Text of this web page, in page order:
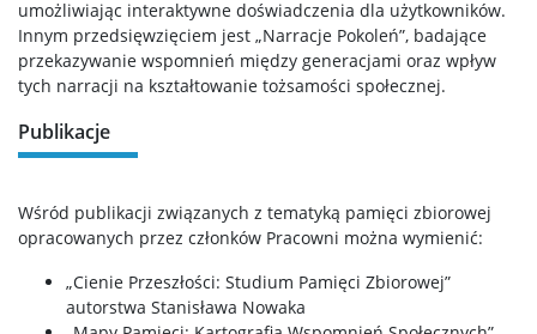
umożliwiając interaktywne doświadczenia dla użytkowników.
Innym przedsięwzięciem jest „Narracje Pokoleń”, badające
przekazywanie wspomnień między generacjami oraz wpływ
tych narracji na kształtowanie tożsamości społecznej.
Publikacje
Wśród publikacji związanych z tematyką pamięci zbiorowej
opracowanych przez członków Pracowni można wymienić:
„Cienie Przeszłości: Studium Pamięci Zbiorowej”
autorstwa Stanisława Nowaka